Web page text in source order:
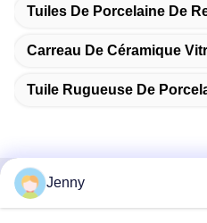
Tuiles De Porcelaine De
Carreau De Céramique
Tuile Rugueuse De
Contactez rapidement
Jenny